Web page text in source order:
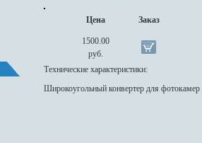
Цена Заказ
1500.00
руб.
Технические характеристики:
Широкоугольный конвертер для